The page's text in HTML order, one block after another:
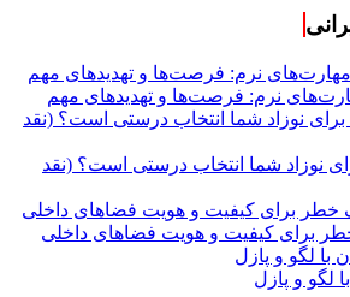
نرم: فرصت‌ها و تهدیدهای مهم
نوزاد شما انتخاب درستی است؟ (نقد
برای کیفیت و هویت فضاهای داخلی
لگو و پازل